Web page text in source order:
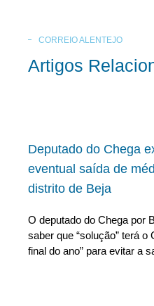
CORREIO ALENTEJO
Artigos
Deputado do Chega
eventual saída de
distrito de Beja
O deputado do Chega por
saber que “solução” terá o
final do ano” para evitar a